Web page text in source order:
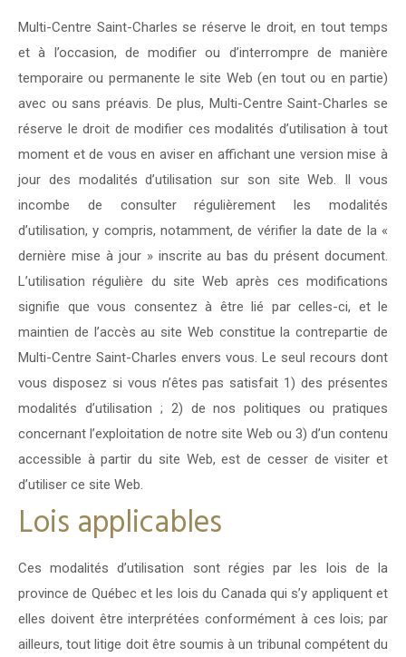
Multi-Centre Saint-Charles se réserve le droit, en tout temps
et à l’occasion, de modifier ou d’interrompre de manière
temporaire ou permanente le site Web (en tout ou en partie)
avec ou sans préavis. De plus, Multi-Centre Saint-Charles se
réserve le droit de modifier ces modalités d’utilisation à tout
moment et de vous en aviser en affichant une version mise à
jour des modalités d’utilisation sur son site Web. Il vous
incombe de consulter régulièrement les modalités
d’utilisation, y compris, notamment, de vérifier la date de la «
dernière mise à jour » inscrite au bas du présent document.
L’utilisation régulière du site Web après ces modifications
signifie que vous consentez à être lié par celles-ci, et le
maintien de l’accès au site Web constitue la contrepartie de
Multi-Centre Saint-Charles envers vous. Le seul recours dont
vous disposez si vous n’êtes pas satisfait 1) des présentes
modalités d’utilisation ; 2) de nos politiques ou pratiques
concernant l’exploitation de notre site Web ou 3) d’un contenu
accessible à partir du site Web, est de cesser de visiter et
d’utiliser ce site Web.
Lois applicables
Ces modalités d’utilisation sont régies par les lois de la
province de Québec et les lois du Canada qui s’y appliquent et
elles doivent être interprétées conformément à ces lois; par
ailleurs, tout litige doit être soumis à un tribunal compétent du